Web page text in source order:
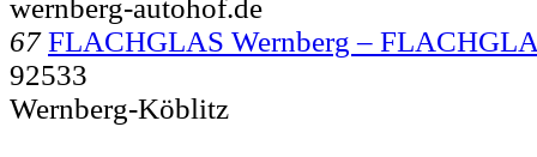
wernberg-autohof.de
67 FLACHGLAS Wernberg –
92533
Wernberg-Köblitz